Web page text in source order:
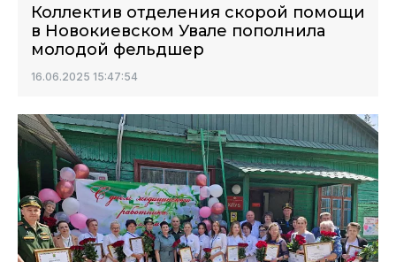
Коллектив отделения скорой помощи
в Новокиевском Увале пополнила
молодой фельдшер
16.06.2025 15:47:54